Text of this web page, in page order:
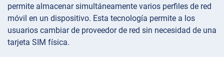
permite almacenar simultáneamente varios perfiles de red
móvil en un dispositivo. Esta tecnología permite a los
usuarios cambiar de proveedor de red sin necesidad de una
tarjeta SIM física.